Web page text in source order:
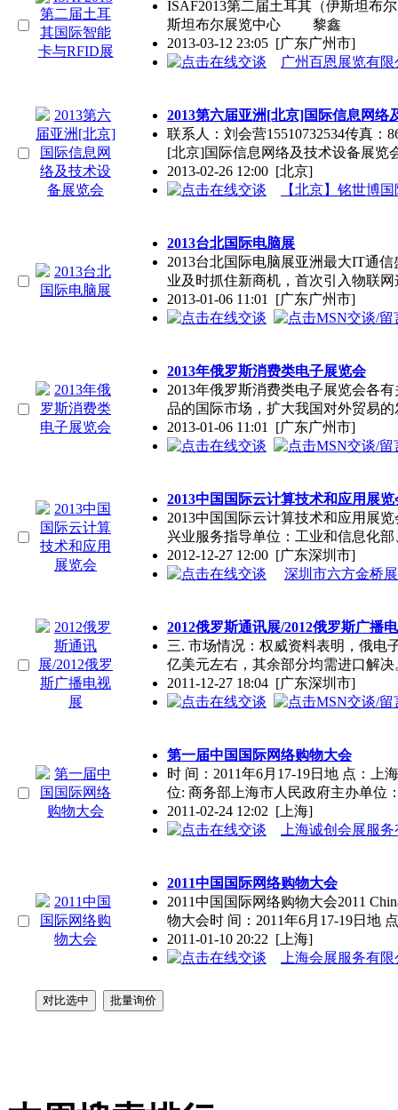
ISAF2013第二届土耳其（伊斯
斯坦布尔展览中心 黎鑫
2013-03-12 23:05 [广东广州市]
广州百恩展览有
2013第六届亚洲[北京]国际信息网络
联系人：刘会营15510732534传真：
[北京]国际信息网络及技术设备展览
2013-02-26 12:00 [北京]
【北京】铭世博
2013台北国际电脑展
2013台北国际电脑展亚洲最大IT通
业及时抓住新商机，首次引入物联网
2013-01-06 11:01 [广东广州市]
2013年俄罗斯消费类电子展览会
2013年俄罗斯消费类电子展览会各
品的国际市场，扩大我国对外贸易的
2013-01-06 11:01 [广东广州市]
2013中国国际云计算技术和应用展览
2013中国国际云计算技术和应用展
兴业服务指导单位：工业和信息化部
2012-12-27 12:00 [广东深圳市]
深圳市六方金桥
2012俄罗斯通讯展/2012俄罗斯广播
三. 市场情况：权威资料表明，俄电
亿美元左右，其余部分均需进口解
2011-12-27 18:04 [广东深圳市]
第一届中国国际网络购物大会
时 间：2011年6月17-19日地 点：上
位: 商务部上海市人民政府主办单位
2011-02-24 12:02 [上海]
上海诚创会展服
2011中国国际网络购物大会
2011中国国际网络购物大会2011
物大会时 间：2011年6月17-19日地
2011-01-10 20:22 [上海]
上海会展服务有